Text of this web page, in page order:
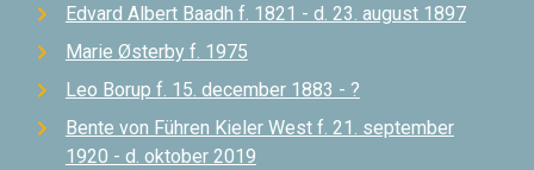
Edvard Albert Baadh f. 1821 - d. 23. august 1897
Marie Østerby f. 1975
Leo Borup f. 15. december 1883 - ?
Bente von Führen Kieler West f. 21. september
1920 - d. oktober 2019